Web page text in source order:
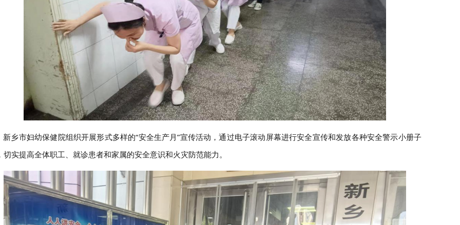
市妇幼保健院组织开展形式多样的“安全生产月”宣传活动，通过电子滚动屏幕进行安全宣传和发放各种安全警示小册子
切实提高全体职工、就诊患者和家属的安全意识和火灾防范能力。